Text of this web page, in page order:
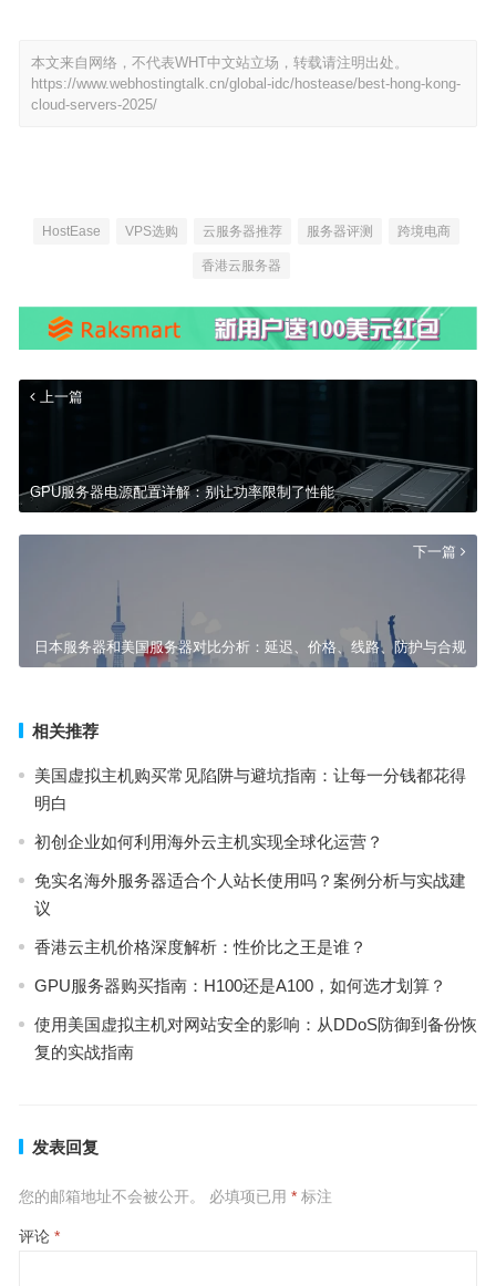
本文来自网络，不代表WHT中文站立场，转载请注明出处。
https://www.webhostingtalk.cn/global-idc/hostease/best-hong-kong-
cloud-servers-2025/
HostEase VPS选购 云服务器推荐 服务器评测 跨境电商
香港云服务器
上一篇
GPU服务器电源配置详解：别让功率限制了性能
下一篇
日本服务器和美国服务器对比分析：延迟、价格、线路、防护与合规
相关推荐
美国虚拟主机购买常见陷阱与避坑指南：让每一分钱都花得
明白
初创企业如何利用海外云主机实现全球化运营？
免实名海外服务器适合个人站长使用吗？案例分析与实战建
议
香港云主机价格深度解析：性价比之王是谁？
GPU服务器购买指南：H100还是A100，如何选才划算？
使用美国虚拟主机对网站安全的影响：从DDoS防御到备份恢
复的实战指南
发表回复
您的邮箱地址不会被公开。 必填项已用 *标注
评论 *